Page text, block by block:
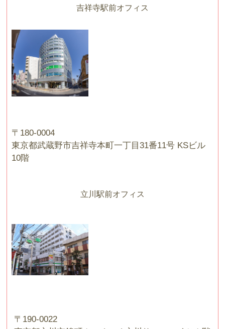
吉祥寺駅前オフィス
〒180-0004
東京都武蔵野市吉祥寺本町一丁目31番11号 KSビル
10階
立川駅前オフィス
〒190-0022